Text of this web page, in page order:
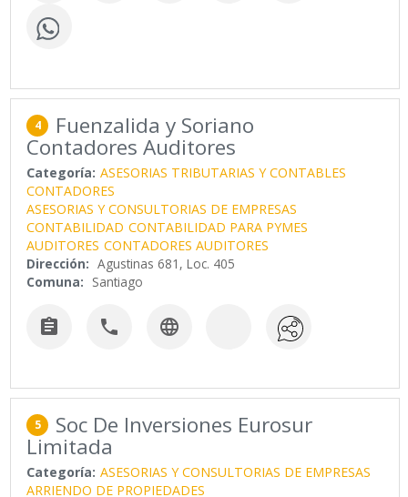
4 Fuenzalida y Soriano
Contadores Auditores
Categoría: ASESORIAS TRIBUTARIAS Y CONTABLES
CONTADORES
ASESORIAS Y CONSULTORIAS DE EMPRESAS
CONTABILIDAD CONTABILIDAD PARA PYMES
AUDITORES CONTADORES AUDITORES
Dirección: Agustinas 681, Loc. 405
Comuna: Santiago
  
5 Soc De Inversiones Eurosur
Limitada
Categoría: ASESORIAS Y CONSULTORIAS DE EMPRESAS
ARRIENDO DE PROPIEDADES